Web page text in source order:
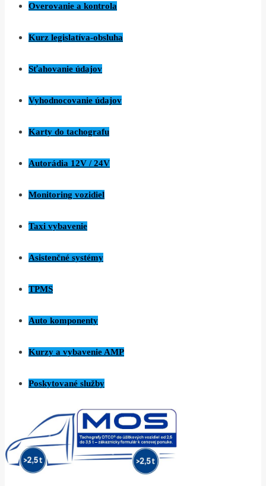
Overovanie a kontrola
Kurz legislatíva-obsluha
Sťahovanie údajov
Vyhodnocovanie údajov
Karty do tachografu
Autorádia 12V / 24V
Monitoring vozidiel
Taxi vybavenie
Asistenčné systémy
TPMS
Auto komponenty
Kurzy a vybavenie AMP
Poskytované služby